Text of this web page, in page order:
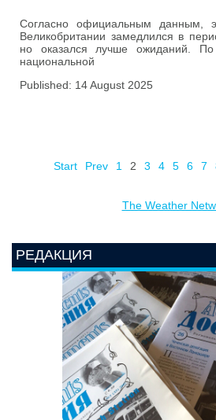
Согласно официальным данным,
Великобритании замедлился в
но оказался лучше ожиданий.
национальной
Published: 14 August 2025
Start Prev 1 2 3 4 5 6 7
The Weather
РЕДАКЦИЯ